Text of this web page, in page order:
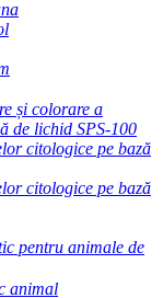
și colorare a
de lichid SPS-100
citologice pe bază
citologice pe bază
pentru animale de
animal